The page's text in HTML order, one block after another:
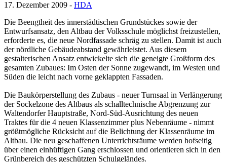
17. Dezember 2009 - HDA
Die Beengtheit des innerstädtischen Grundstückes sowie der
Entwurfsansatz, den Altbau der Volksschule möglichst freizustellen,
erforderte es, die neue Nordfassade schräg zu stellen. Damit ist auch
der nördliche Gebäudeabstand gewährleistet. Aus diesem
gestalterischen Ansatz entwickelte sich die geneigte Großform des
gesamten Zubaues: Im Osten der Sonne zugewandt, im Westen und
Süden die leicht nach vorne geklappten Fassaden.
Die Baukörperstellung des Zubaus - neuer Turnsaal in Verlängerung
der Sockelzone des Altbaus als schalltechnische Abgrenzung zur
Waltendorfer Hauptstraße, Nord-Süd-Ausrichtung des neuen
Traktes für die 4 neuen Klassenzimmer plus Nebenräume - nimmt
größtmögliche Rücksicht auf die Belichtung der Klassenräume im
Altbau. Die neu geschaffenen Unterrichtsräume werden hofseitig
über einen einhüftigen Gang erschlossen und orientieren sich in den
Grünbereich des geschützten Schulgeländes.